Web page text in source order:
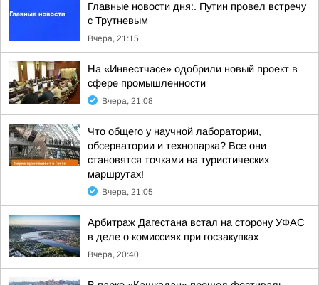
Главные новости дня:. Путин провел встречу
с Трутневым
Вчера, 21:15
На «Инвестчасе» одобрили новый проект в
сфере промышленности
Вчера, 21:08
Что общего у научной лаборатории,
обсерватории и технопарка? Все они
становятся точками на туристических
маршрутах!
Вчера, 21:05
Арбитраж Дагестана встал на сторону УФАС
в деле о комиссиях при госзакупках
Вчера, 20:40